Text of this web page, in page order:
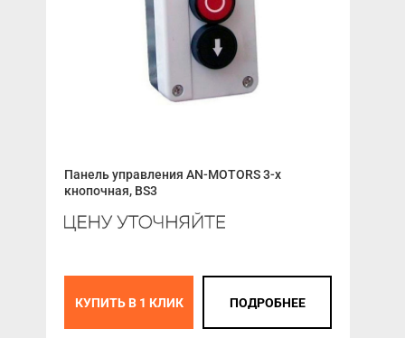
Панель управления AN-MOTORS 3-х
кнопочная, BS3
КУПИТЬ В 1 КЛИК ПОДРОБНЕЕ